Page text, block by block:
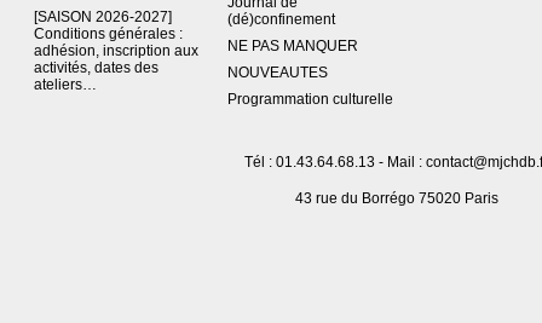
[SAISON 2026-2027]
Conditions générales :
adhésion, inscription aux
activités, dates des
ateliers…
(dé)confinement
NE PAS MANQUER
NOUVEAUTES
Programmation culturelle
Tél : 01.43.64.68.13 - Mail :
43 rue du Borrégo 75020 Paris